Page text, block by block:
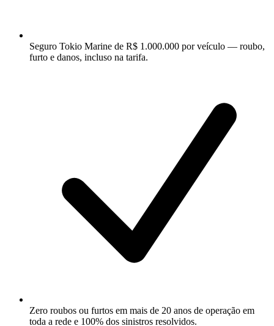
Seguro Tokio Marine de R$ 1.000.000 por veículo — roubo,
furto e danos, incluso na tarifa.
Zero roubos ou furtos em mais de 20 anos de operação em
toda a rede e 100% dos sinistros resolvidos.